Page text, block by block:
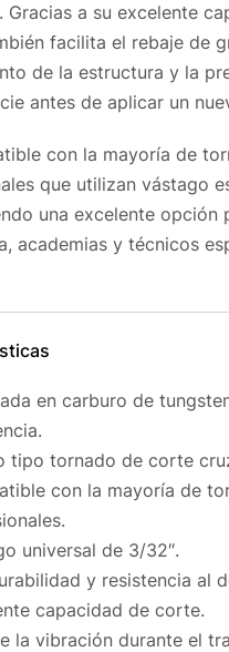
Gracias a su excelente
facilita el rebaje de
de la estructura y la
antes de aplicar un
con la mayoría de
que utilizan vástago
una excelente opción
academias y técnicos
en carburo de
tipo tornado de corte
con la mayoría de
universal de 3/32″.
y resistencia al
capacidad de corte.
la vibración durante el